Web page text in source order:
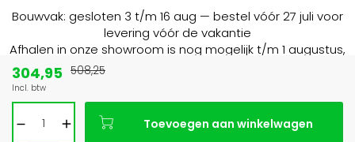
Bouwvak: gesloten 3 t/m 16 aug — bestel vóór 27 juli voor
levering vóór de vakantie
Afhalen in onze showroom is nog mogelijk t/m 1 augustus,
304,95
Incl. btw
508,25
Toevoegen aan winkelwagen